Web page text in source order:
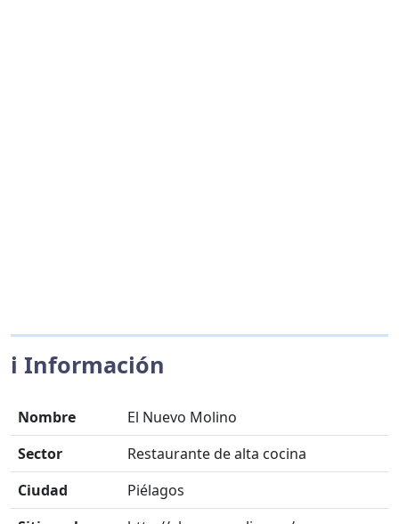
ℹ️ Información
Nombre
El Nuevo Molino
Sector
Restaurante de alta cocina
Ciudad
Piélagos